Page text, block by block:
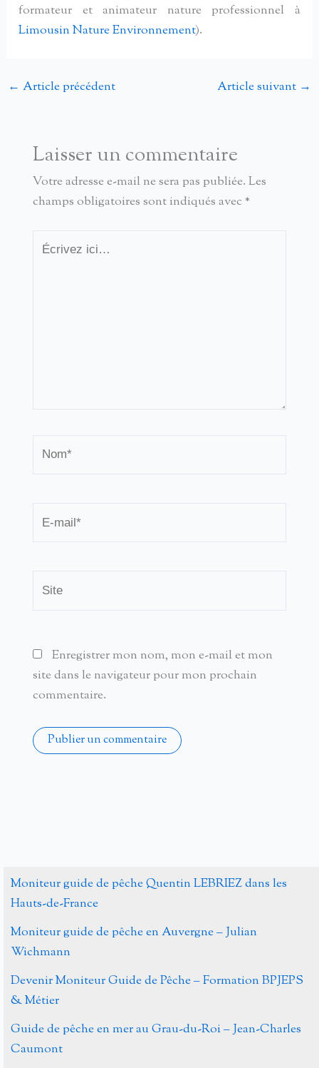
formateur et animateur nature professionnel à
Limousin Nature Environnement).
← Article précédent Article suivant →
Laisser un commentaire
Votre adresse e-mail ne sera pas publiée. Les
champs obligatoires sont indiqués avec *
Écrivez
mail*
Enregistrer mon nom, mon e-mail et mon
site dans le navigateur pour mon prochain
commentaire.
Moniteur guide de pêche Quentin LEBRIEZ dans les
Hauts-de-France
Moniteur guide de pêche en Auvergne – Julian
Wichmann
Devenir Moniteur Guide de Pêche – Formation BPJEPS
& Métier
Guide de pêche en mer au Grau-du-Roi – Jean-Charles
Caumont